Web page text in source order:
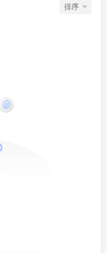
排序